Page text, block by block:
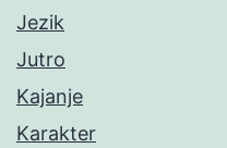
Jezik
Jutro
Kajanje
Karakter